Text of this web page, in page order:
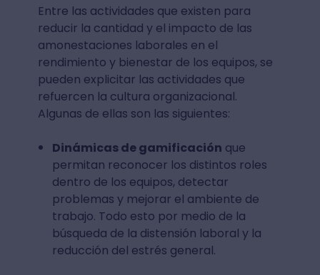
Entre las actividades que existen para
reducir la cantidad y el impacto de las
amonestaciones laborales en el
rendimiento y bienestar de los equipos, se
pueden explicitar las actividades que
refuercen la cultura organizacional.
Algunas de ellas son las siguientes:
Dinámicas de gamificación que
permitan reconocer los distintos roles
dentro de los equipos, detectar
problemas y mejorar el ambiente de
trabajo. Todo esto por medio de la
búsqueda de la distensión laboral y la
reducción del estrés general.